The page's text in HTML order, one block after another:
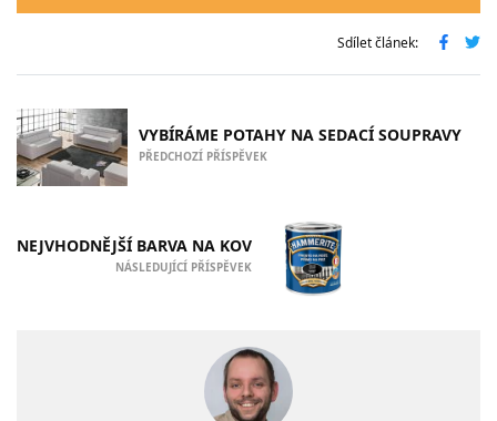
Sdílet článek:
VYBÍRÁME POTAHY NA SEDACÍ SOUPRAVY
PŘEDCHOZÍ PŘÍSPĚVEK
NEJVHODNĚJŠÍ BARVA NA KOV
NÁSLEDUJÍCÍ PŘÍSPĚVEK